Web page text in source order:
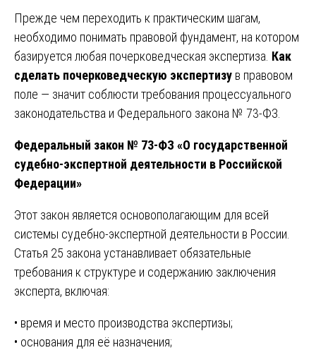
Прежде чем переходить к практическим шагам,
необходимо понимать правовой фундамент, на котором
базируется любая почерковедческая экспертиза. Как
сделать почерковедческую экспертизу в правовом
поле — значит соблюсти требования процессуального
законодательства и Федерального закона № 73-ФЗ.
Федеральный закон № 73-ФЗ «О государственной
судебно-экспертной деятельности в Российской
Федерации»
Этот закон является основополагающим для всей
системы судебно-экспертной деятельности в России.
Статья 25 закона устанавливает обязательные
требования к структуре и содержанию заключения
эксперта, включая:
• время и место производства экспертизы;
• основания для её назначения;